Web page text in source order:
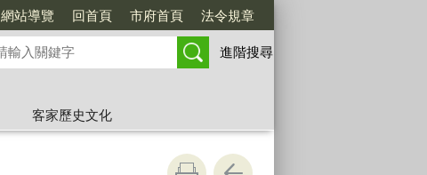
網站導覽 回首頁 市府首頁 法令規章
進階搜尋
客家歷史文化